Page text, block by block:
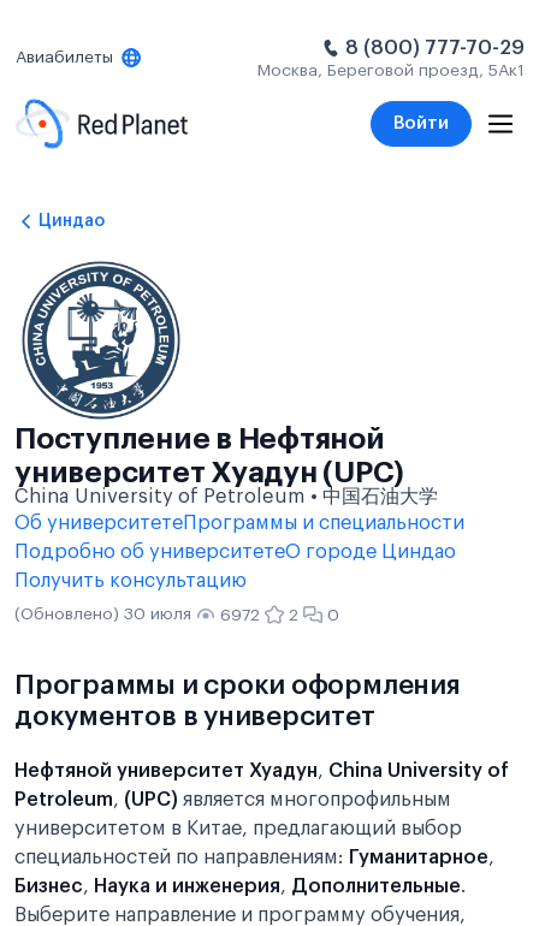
Авиабилеты 8 (800) 777-70-29
Москва, Береговой проезд, 5Ак1
Войти
Циндао
Поступление в Нефтяной
университет Хуадун (UPC)
China University of Petroleum • 中国石油大学
Об университетеПрограммы и специальности
Подробно об университетеО городе Циндао
Получить консультацию
(Обновлено) 30 июля 6972 2 0
Программы и сроки оформления
документов в университет
Нефтяной университет Хуадун, China University of
Petroleum, (UPC) является многопрофильным
университетом в Китае, предлагающий выбор
специальностей по направлениям: Гуманитарное,
Бизнес, Наука и инженерия, Дополнительные.
Выберите направление и программу обучения,